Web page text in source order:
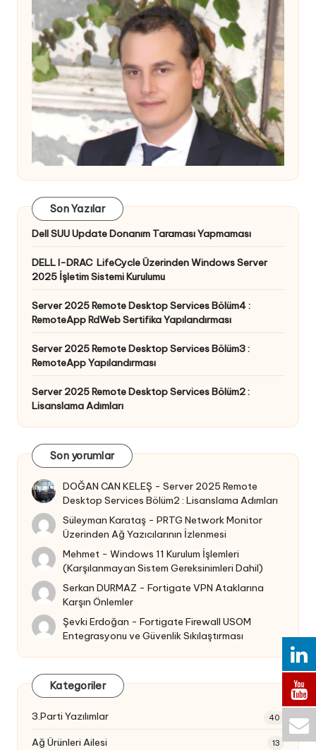
Son Yazılar
Dell SUU Update Donanım Taraması Yapmaması
DELL I-DRAC LifeCycle Üzerinden Windows Server
2025 İşletim Sistemi Kurulumu
Server 2025 Remote Desktop Services Bölüm4 :
RemoteApp RdWeb Sertifika Yapılandırması
Server 2025 Remote Desktop Services Bölüm3 :
RemoteApp Yapılandırması
Server 2025 Remote Desktop Services Bölüm2 :
Lisanslama Adımları
Son yorumlar
DOĞAN CAN KELEŞ -Server 2025 Remote
Desktop Services Bölüm2 : Lisanslama Adımları
Süleyman Karataş -PRTG Network Monitor
Üzerinden Ağ Yazıcılarının İzlenmesi
Mehmet -Windows 11 Kurulum İşlemleri
(Karşılanmayan Sistem Gereksinimleri Dahil)
Serkan DURMAZ -Fortigate VPN Ataklarına
Karşın Önlemler
Şevki Erdoğan -Fortigate Firewall USOM
Entegrasyonu ve Güvenlik Sıkılaştırması
Kategoriler
3.Parti Yazılımlar 40
Ağ Ürünleri Ailesi 13